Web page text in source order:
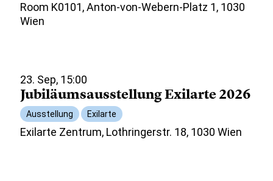
Room K0101, Anton-von-Webern-Platz 1, 1030
Wien
23. Sep, 15:00
Jubiläumsausstellung Exilarte 2026
Ausstellung Exilarte
Exilarte Zentrum, Lothringerstr. 18, 1030 Wien